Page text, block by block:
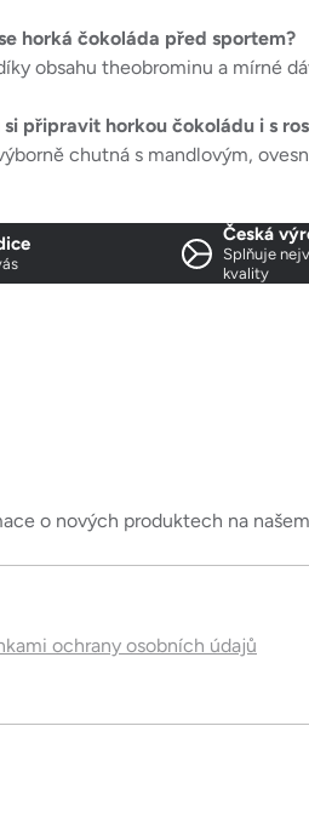
horká čokoláda před sportem?
obsahu theobrominu a mírné
si připravit horkou čokoládu i s
chutná s mandlovým,
Česká
Splňuje
kvality
o nových produktech na
ochrany osobních údajů